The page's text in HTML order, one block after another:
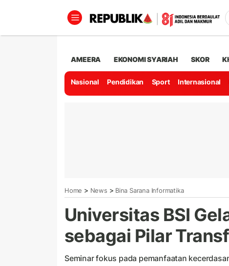
AMEERA EKONOMI SYARIAH SKOR
Nasional Pendidikan Sport Internasional
Home > News > Bina Sarana Informatika
Universitas BSI
sebagai Pilar
Seminar fokus pada pemanfaatan